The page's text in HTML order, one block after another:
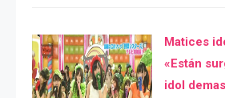
Matices
«Están
idol